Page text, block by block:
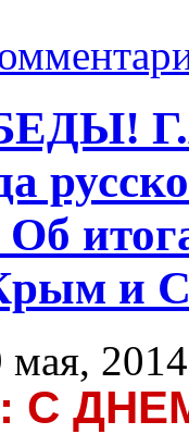
предложил Путину
к плечу. Лукашенко
и
С